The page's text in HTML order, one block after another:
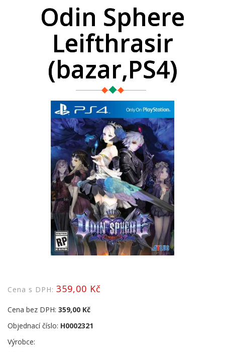
Odin Sphere
Leifthrasir
(bazar,PS4)
Cena s DPH: 359,00 Kč
Cena bez DPH: 359,00 Kč
Objednací číslo: H0002321
Výrobce: